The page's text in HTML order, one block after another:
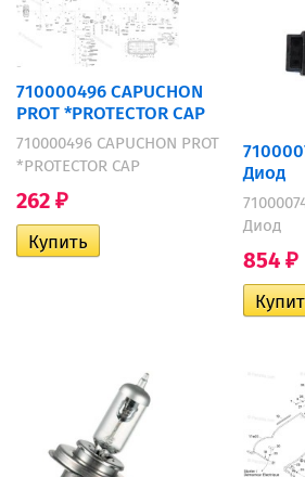
710000496 CAPUCHON
PROT *PROTECTOR CAP
710000496 CAPUCHON PROT
*PROTECTOR CAP
262 ₽
Диод
Диод
854 ₽